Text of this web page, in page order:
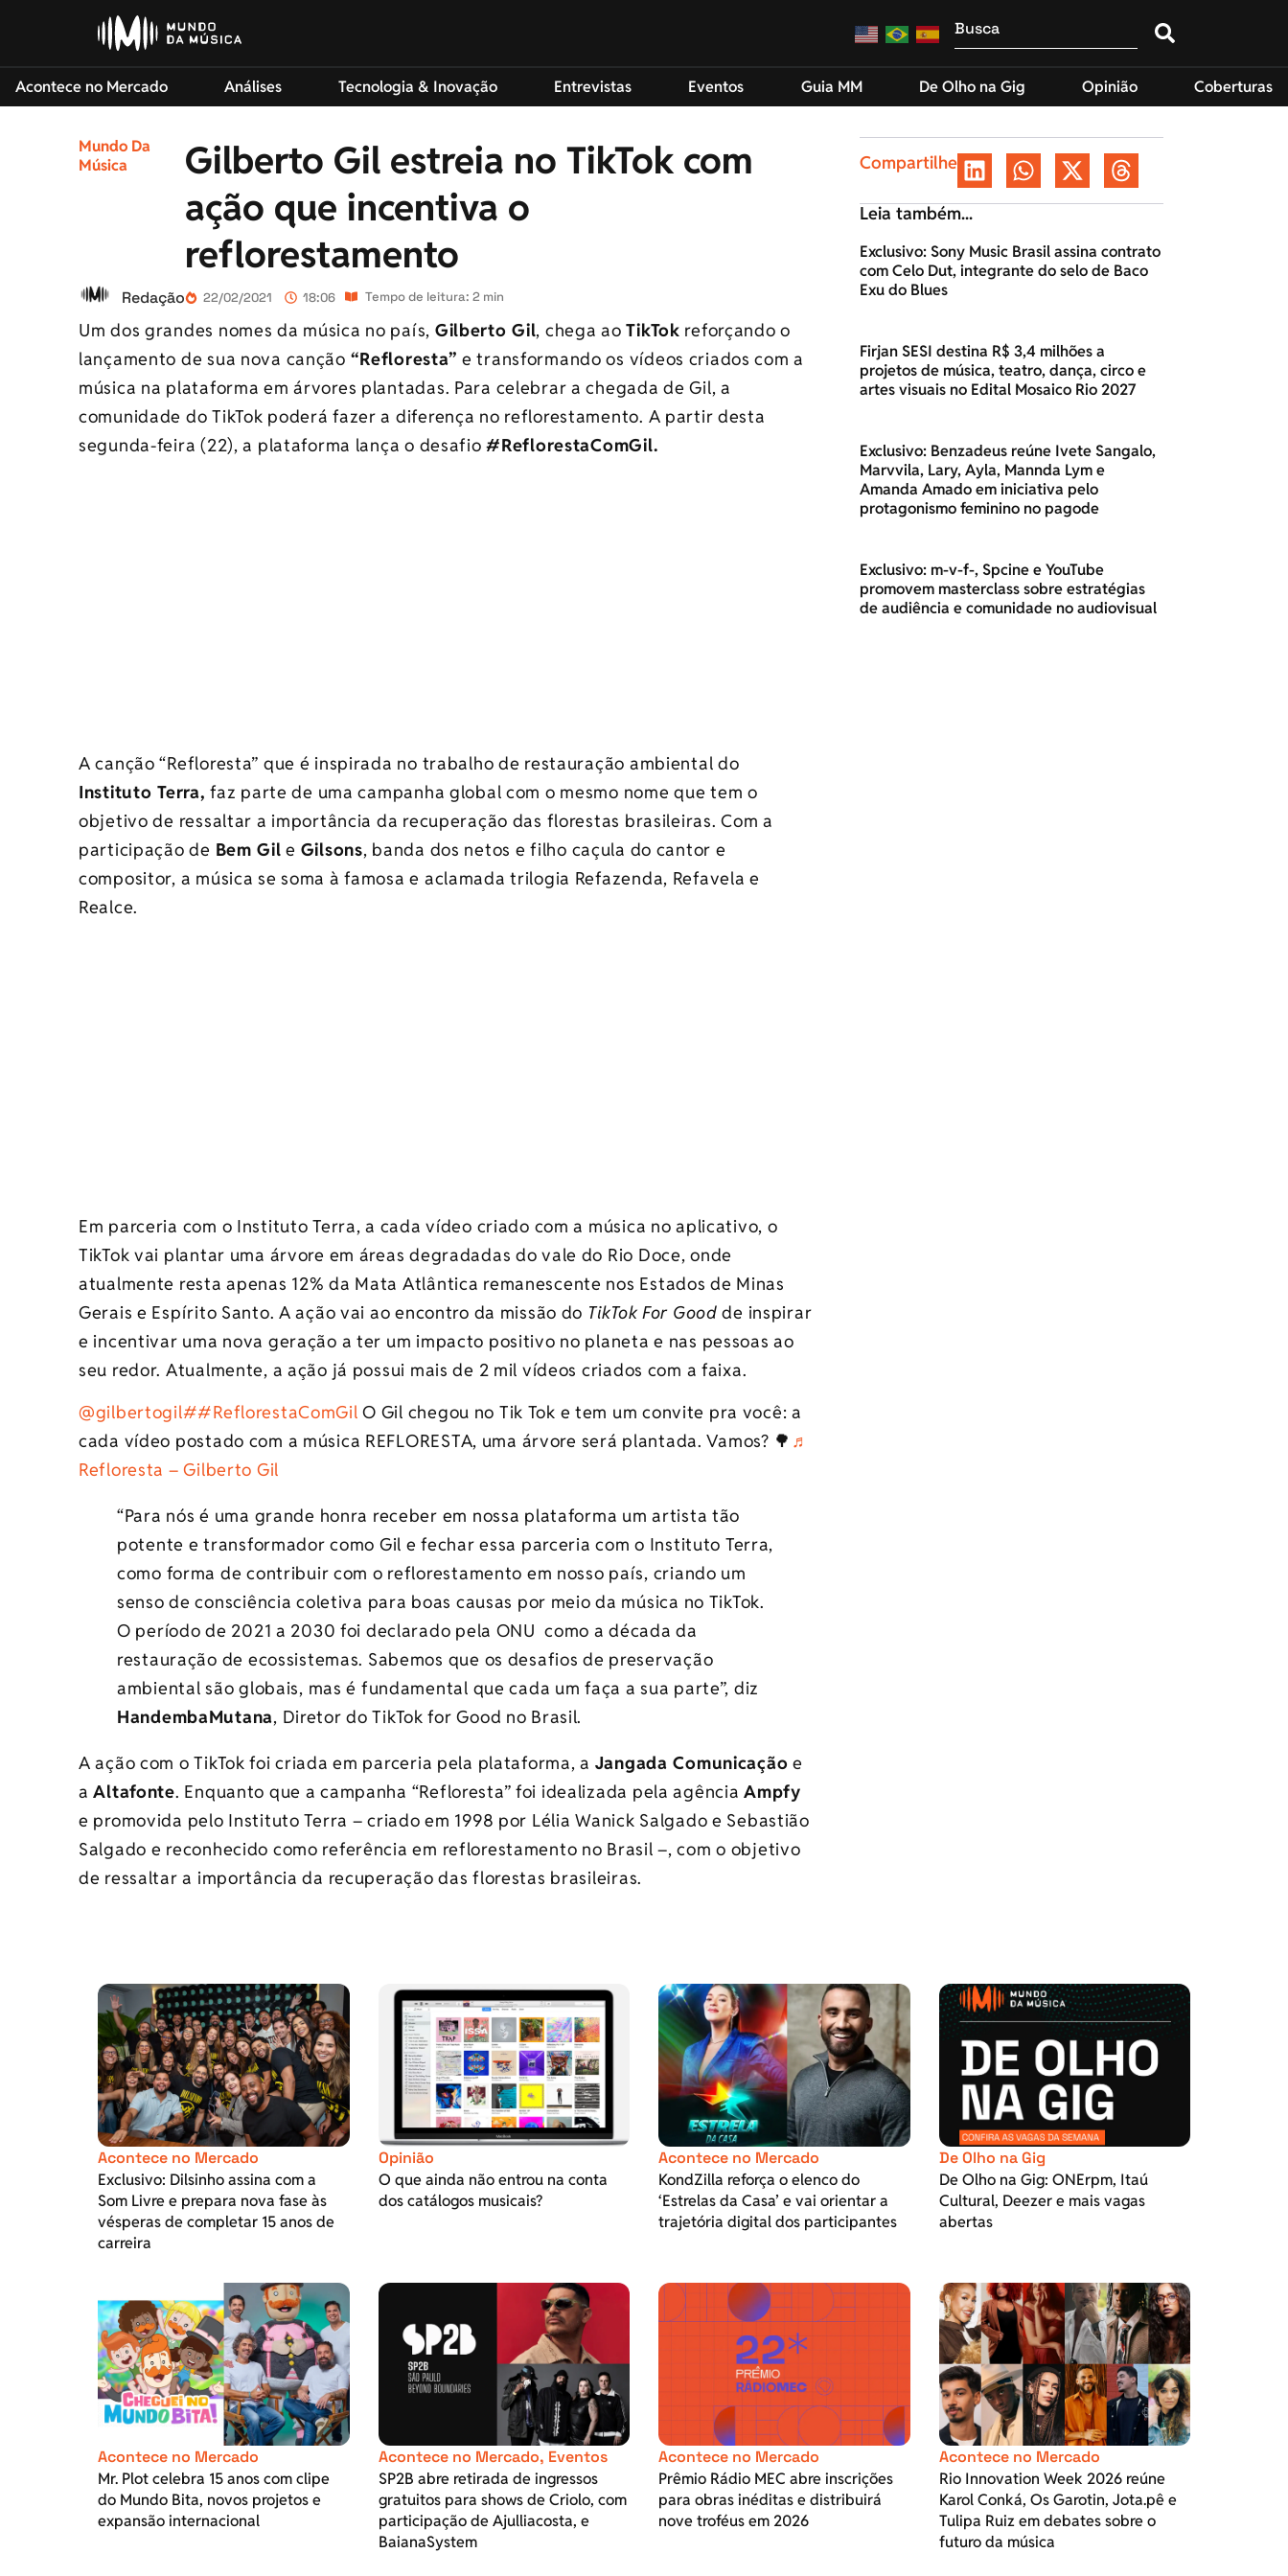
Acontece no Mercado Análises Tecnologia & Inovação Entrevistas Eventos Guia MM De Olho na Gig Opinião Coberturas
Mundo Da
Música
Gilberto Gil estreia no TikTok com
ação que incentiva o
reflorestamento
Redação 22/02/2021 18:06 Tempo de leitura: 2 min
Um dos grandes nomes da música no país, Gilberto Gil, chega aoTikTok reforçando o
lançamento de sua nova canção “Refloresta” e transformando os vídeos criados com a
música na plataforma em árvores plantadas. Para celebrar a chegada de Gil, a
comunidade do TikTok poderá fazer a diferença no reflorestamento. A partir desta
segunda-feira (22), a plataforma lança o desafio#ReflorestaComGil.
A canção “Refloresta” que é inspirada no trabalho de restauração ambiental do
Instituto Terra, faz parte de uma campanha global com o mesmo nome que tem o
objetivo de ressaltar a importância da recuperação das florestas brasileiras. Com a
participação de Bem Gil e Gilsons, banda dos netos e filho caçula do cantor e
compositor, a música se soma à famosa e aclamada trilogia Refazenda, Refavela e
Realce.
Em parceria com o Instituto Terra, a cada vídeo criado com a música no aplicativo, o
TikTok vai plantar uma árvore em áreas degradadas do vale do Rio Doce, onde
atualmente resta apenas 12% da Mata Atlântica remanescente nos Estados de Minas
Gerais e Espírito Santo. A ação vai ao encontro da missão do TikTok For Good de inspirar
e incentivar uma nova geração a ter um impacto positivo no planeta e nas pessoas ao
seu redor. Atualmente, a ação já possui mais de 2 mil vídeos criados com a faixa.
@gilbertogil##ReflorestaComGil O Gil chegou no Tik Tok e tem um convite pra você: a
cada vídeo postado com a música REFLORESTA, uma árvore será plantada. Vamos? 🌳 ♬
Refloresta – Gilberto Gil
“Para nós é uma grande honra receber em nossa plataforma um artista tão
potente e transformador como Gil e fechar essa parceria com o Instituto Terra,
como forma de contribuir com o reflorestamento em nosso país, criando um
senso de consciência coletiva para boas causas por meio da música no TikTok.
O período de 2021 a 2030 foi declarado pela ONU como a década da
restauração de ecossistemas. Sabemos que os desafios de preservação
ambiental são globais, mas é fundamental que cada um faça a sua parte”, diz
HandembaMutana, Diretor do TikTok for Good no Brasil.
A ação com o TikTok foi criada em parceria pela plataforma, a Jangada Comunicação e
aAltafonte. Enquanto que a campanha “Refloresta” foi idealizada pela agênciaAmpfy
e promovida pelo Instituto Terra – criado em 1998 por Lélia Wanick Salgado e Sebastião
Salgado e reconhecido como referência em reflorestamento no Brasil –, com o objetivo
de ressaltar a importância da recuperação das florestas brasileiras.
Compartilhe
Leia também...
Exclusivo: Sony Music Brasil assina contrato
com Celo Dut, integrante do selo de Baco
Exu do Blues
Firjan SESI destina R$ 3,4 milhões a
projetos de música, teatro, dança, circo e
artes visuais no Edital Mosaico Rio 2027
Exclusivo: Benzadeus reúne Ivete Sangalo,
Marvvila, Lary, Ayla, Mannda Lym e
Amanda Amado em iniciativa pelo
protagonismo feminino no pagode
Exclusivo: m-v-f-, Spcine e YouTube
promovem masterclass sobre estratégias
de audiência e comunidade no audiovisual
Acontece no Mercado
Exclusivo: Dilsinho assina com a
Som Livre e prepara nova fase às
vésperas de completar 15 anos de
carreira
Opinião
O que ainda não entrou na conta
dos catálogos musicais?
Acontece no Mercado
KondZilla reforça o elenco do
‘Estrelas da Casa’ e vai orientar a
trajetória digital dos participantes
De Olho na Gig
De Olho na Gig: ONErpm, Itaú
Cultural, Deezer e mais vagas
abertas
Acontece no Mercado
Mr. Plot celebra 15 anos com clipe
do Mundo Bita, novos projetos e
expansão internacional
Acontece no Mercado, Eventos
SP2B abre retirada de ingressos
gratuitos para shows de Criolo, com
participação de Ajulliacosta, e
BaianaSystem
Acontece no Mercado
Prêmio Rádio MEC abre inscrições
para obras inéditas e distribuirá
nove troféus em 2026
Acontece no Mercado
Rio Innovation Week 2026 reúne
Karol Conká, Os Garotin, Jota.pê e
Tulipa Ruiz em debates sobre o
futuro da música